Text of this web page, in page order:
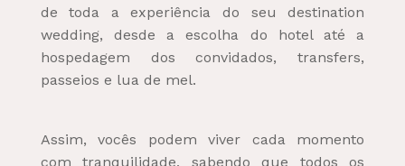
de toda a experiência do seu destination
wedding, desde a escolha do hotel até a
hospedagem dos convidados, transfers,
passeios e lua de mel.
Assim, vocês podem viver cada momento
com tranquilidade, sabendo que todos os